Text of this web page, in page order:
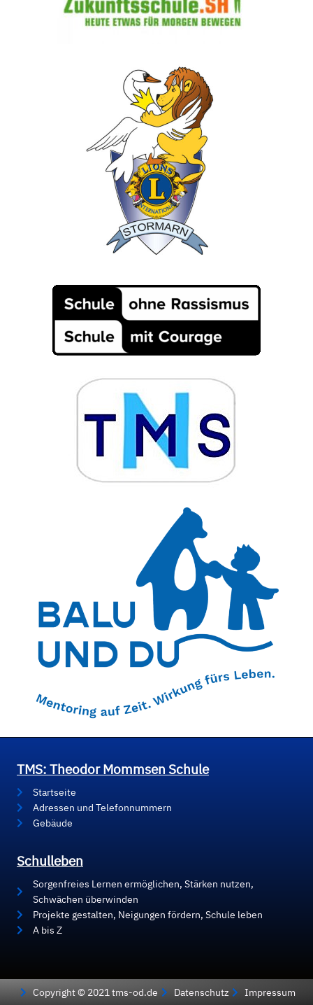
TMS: Theodor Mommsen Schule
Startseite
Adressen und Telefonnummern
Gebäude
Schulleben
Sorgenfreies Lernen ermöglichen, Stärken nutzen,
Schwächen überwinden
Projekte gestalten, Neigungen fördern, Schule leben
A bis Z
Copyright © 2021 tms-od.de Datenschutz Impressum